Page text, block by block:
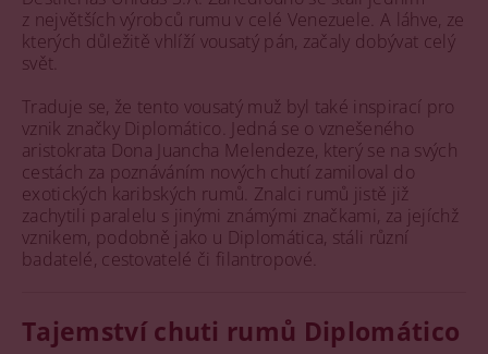
z největších výrobců rumu v celé Venezuele. A láhve, ze
kterých důležitě vhlíží vousatý pán, začaly dobývat celý
svět.
Traduje se, že tento vousatý muž byl také inspirací pro
vznik značky Diplomático. Jedná se o vznešeného
aristokrata Dona Juancha Melendeze, který se na svých
cestách za poznáváním nových chutí zamiloval do
exotických karibských rumů. Znalci rumů jistě již
zachytili paralelu s jinými známými značkami, za jejíchž
vznikem, podobně jako u Diplomática, stáli různí
badatelé, cestovatelé či filantropové.
Tajemství chuti rumů Diplomático